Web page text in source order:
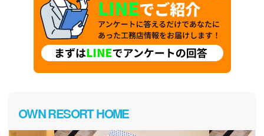
OWN RESORT HOME